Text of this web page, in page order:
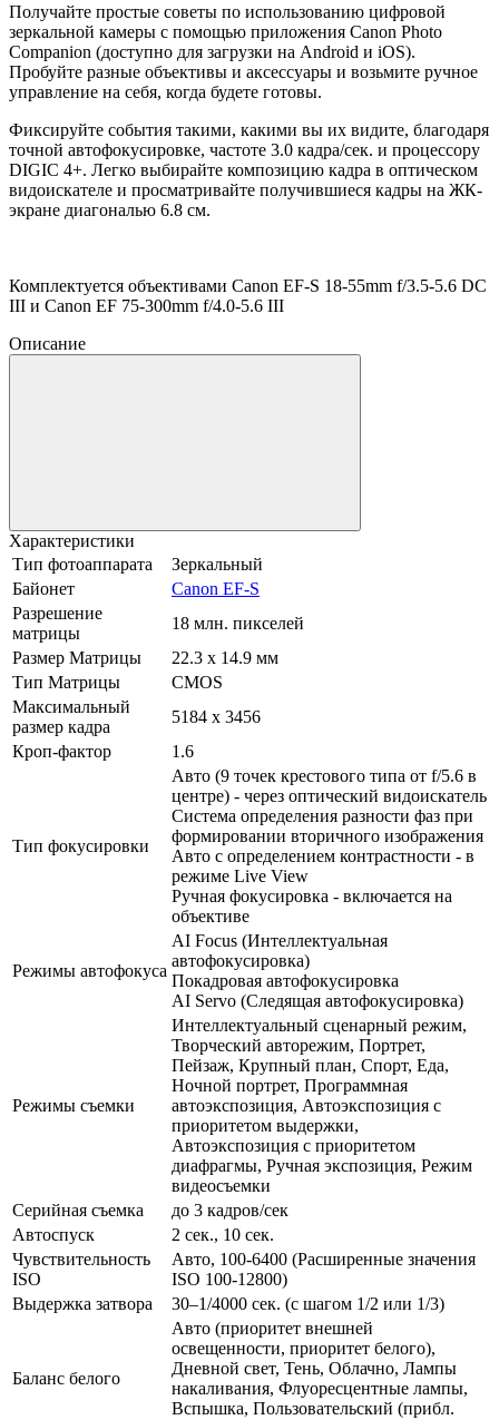
Получайте простые советы по использованию цифровой
зеркальной камеры с помощью приложения Canon Photo
Companion (доступно для загрузки на Android и iOS).
Пробуйте разные объективы и аксессуары и возьмите ручное
управление на себя, когда будете готовы.
Фиксируйте события такими, какими вы их видите, благодаря
точной автофокусировке, частоте 3.0 кадра/сек. и процессору
DIGIC 4+. Легко выбирайте композицию кадра в оптическом
видоискателе и просматривайте получившиеся кадры на ЖК-
экране диагональю 6.8 см.
Комплектуется объективами Canon EF-S 18-55mm f/3.5-5.6 DC
III и Canon EF 75-300mm f/4.0-5.6 III
Описание
Характеристики
Тип фотоаппарата
Зеркальный
Байонет
Canon EF-S
Разрешение
матрицы
18 млн. пикселей
Размер Матрицы
22.3 x 14.9 мм
Тип Матрицы
CMOS
Максимальный
размер кадра
5184 x 3456
Кроп-фактор
1.6
Тип фокусировки
Авто (9 точек крестового типа от f/5.6 в
центре) - через оптический видоискатель
Система определения разности фаз при
формировании вторичного изображения
Авто с определением контрастности - в
режиме Live View
Ручная фокусировка - включается на
объективе
Режимы автофокуса
AI Focus (Интеллектуальная
автофокусировка)
Покадровая автофокусировка
AI Servo (Следящая автофокусировка)
Режимы съемки
Интеллектуальный сценарный режим,
Творческий авторежим, Портрет,
Пейзаж, Крупный план, Спорт, Еда,
Ночной портрет, Программная
автоэкспозиция, Автоэкспозиция с
приоритетом выдержки,
Автоэкспозиция с приоритетом
диафрагмы, Ручная экспозиция, Режим
видеосъемки
Серийная съемка
до 3 кадров/сек
Автоспуск
2 сек., 10 сек.
Чувствительность
ISO
Авто, 100-6400 (Расширенные значения
ISO 100-12800)
Выдержка затвора
30–1/4000 сек. (с шагом 1/2 или 1/3)
Баланс белого
Авто (приоритет внешней
освещенности, приоритет белого),
Дневной свет, Тень, Облачно, Лампы
накаливания, Флуоресцентные лампы,
Вспышка, Пользовательский (прибл.